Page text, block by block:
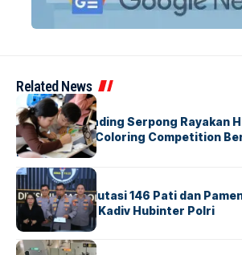
Related News
BERITAINDEX
Atria Hotel Gading Serpong Rayakan
Lewat Family Coloring Competition
Indonesia
BERITA
Mabes Polri Mutasi 146 Pati dan
Untung Jabat Kadiv Hubinter Polri
BANDARABERITA